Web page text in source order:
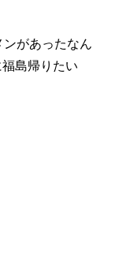
があったなん
島帰りたい